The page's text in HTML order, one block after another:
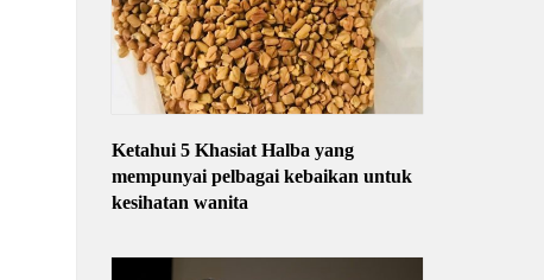
Ketahui 5 Khasiat Halba yang
mempunyai pelbagai kebaikan untuk
kesihatan wanita